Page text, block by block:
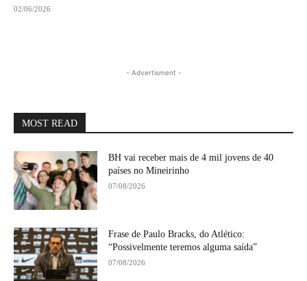
02/06/2026
- Advertisment -
MOST READ
BH vai receber mais de 4 mil jovens de 40
países no Mineirinho
07/08/2026
Frase de Paulo Bracks, do Atlético:
“Possivelmente teremos alguma saída”
07/08/2026